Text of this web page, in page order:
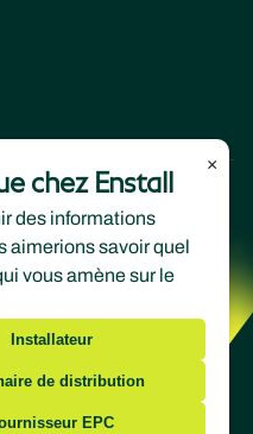
×
chez Enstall
des informations
aimerions savoir quel
vous amène sur le
Installateur
de distribution
EPC